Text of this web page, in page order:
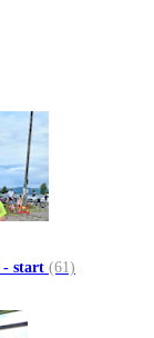
- start (61)